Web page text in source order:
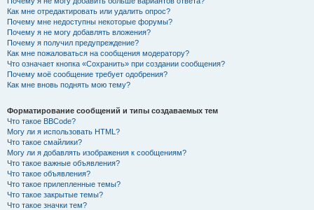
Как мне отредактировать или удалить опрос?
Почему мне недоступны некоторые форумы?
Почему я не могу добавлять вложения?
Почему я получил предупреждение?
Как мне пожаловаться на сообщения модератору?
Что означает кнопка «Сохранить» при создании сообщения?
Почему моё сообщение требует одобрения?
Как мне вновь поднять мою тему?
Форматирование сообщений и типы создаваемых тем
Что такое BBCode?
Могу ли я использовать HTML?
Что такое смайлики?
Могу ли я добавлять изображения к сообщениям?
Что такое важные объявления?
Что такое объявления?
Что такое прилепленные темы?
Что такое закрытые темы?
Что такое значки тем?